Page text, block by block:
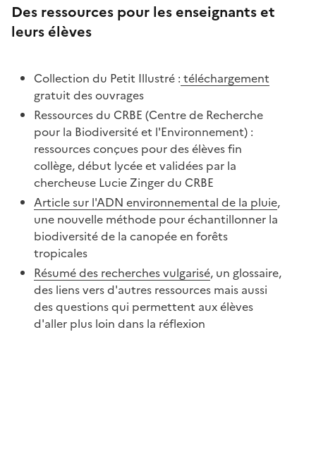
Des ressources pour les enseignants et
leurs élèves
Collection du Petit Illustré : téléchargement
gratuit des ouvrages
Ressources du CRBE (Centre de Recherche
pour la Biodiversité et l'Environnement) :
ressources conçues pour des élèves fin
collège, début lycée et validées par la
chercheuse Lucie Zinger du CRBE
Article sur l'ADN environnemental de la pluie,
une nouvelle méthode pour échantillonner la
biodiversité de la canopée en forêts
tropicales
Résumé des recherches vulgarisé, un glossaire,
des liens vers d'autres ressources mais aussi
des questions qui permettent aux élèves
d'aller plus loin dans la réflexion